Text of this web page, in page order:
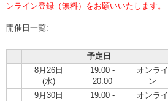
ンライン登録（無料）をお願いいたします。
開催日一覧:
予定日
8月26日
(水)
19:00 -
20:00
オンライ
ン
9月30日
19:00 -
オンライ